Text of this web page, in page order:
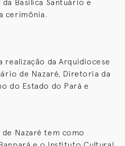
Basílica Santuário e
cerimônia.
realização da Arquidiocese
de Nazaré, Diretoria da
do Estado do Pará e
Nazaré tem como